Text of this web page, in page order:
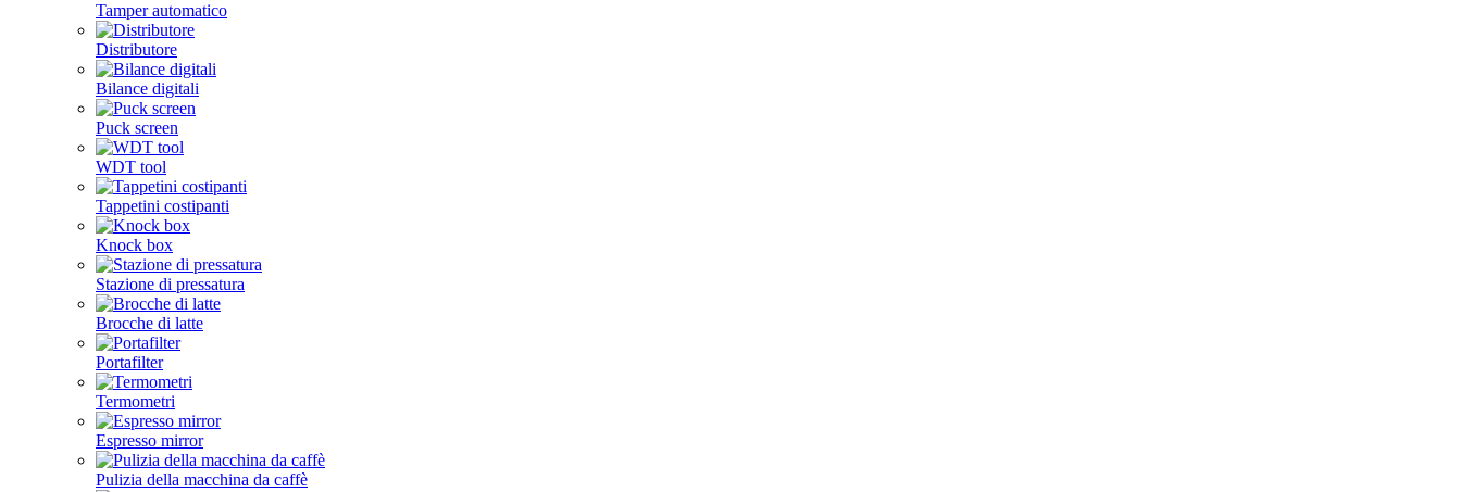
Tamper automatico
Distributore
Bilance digitali
Puck screen
WDT tool
Tappetini costipanti
Knock box
Stazione di pressatura
Brocche di latte
Portafilter
Termometri
Espresso mirror
Pulizia della macchina da caffè